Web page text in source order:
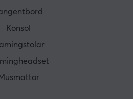
Konsol
Musmattor